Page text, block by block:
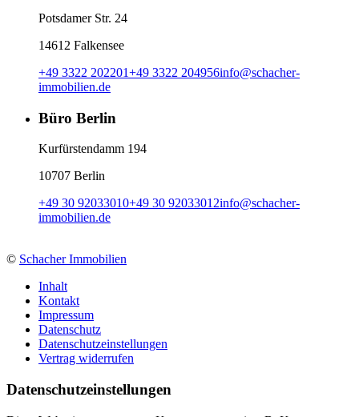
Potsdamer Str. 24
14612 Falkensee
+49 3322 202201+49 3322 204956info@schacher-
immobilien.de
Büro Berlin
Kurfürstendamm 194
10707 Berlin
+49 30 92033010+49 30 92033012info@schacher-
immobilien.de
© Schacher Immobilien
Inhalt
Kontakt
Impressum
Datenschutz
Datenschutzeinstellungen
Vertrag widerrufen
Daten­schutz­ein­stellungen